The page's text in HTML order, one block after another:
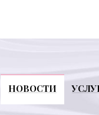
НОВОСТИ